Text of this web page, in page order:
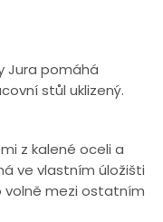
Jura pomáhá
stůl uklizený.
z kalené oceli a
ve vlastním úložišti
mezi ostatním